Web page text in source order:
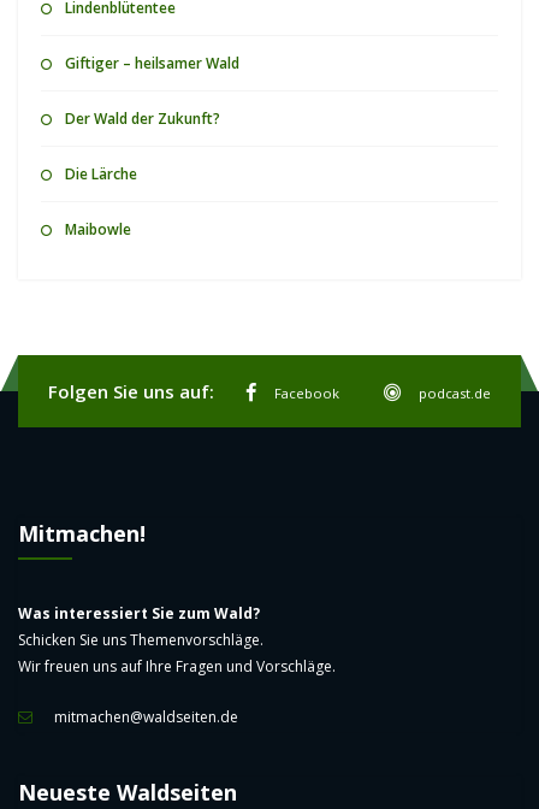
Lindenblütentee
Giftiger – heilsamer Wald
Der Wald der Zukunft?
Die Lärche
Maibowle
Folgen Sie uns auf: Facebook podcast.de
Mitmachen!
Was interessiert Sie zum Wald?
Schicken Sie uns Themenvorschläge.
Wir freuen uns auf Ihre Fragen und Vorschläge.
mitmachen@waldseiten.de
Neueste Waldseiten